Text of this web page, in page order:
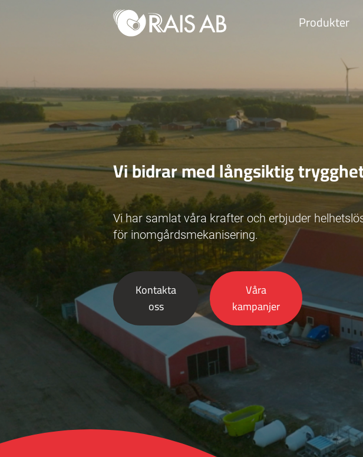
Produkter
Vi bidrar med långsiktig
Vi har samlat våra krafter och erbjuder
för inomgårdsmekanisering.
Kontakta
oss
Våra
kampanjer